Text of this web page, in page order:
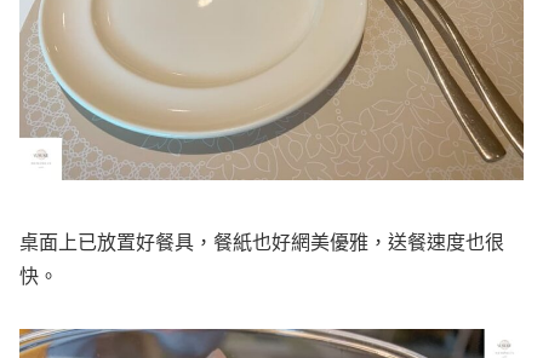
桌面上已放置好餐具，餐紙也好網美優雅，送餐速度也很
快。